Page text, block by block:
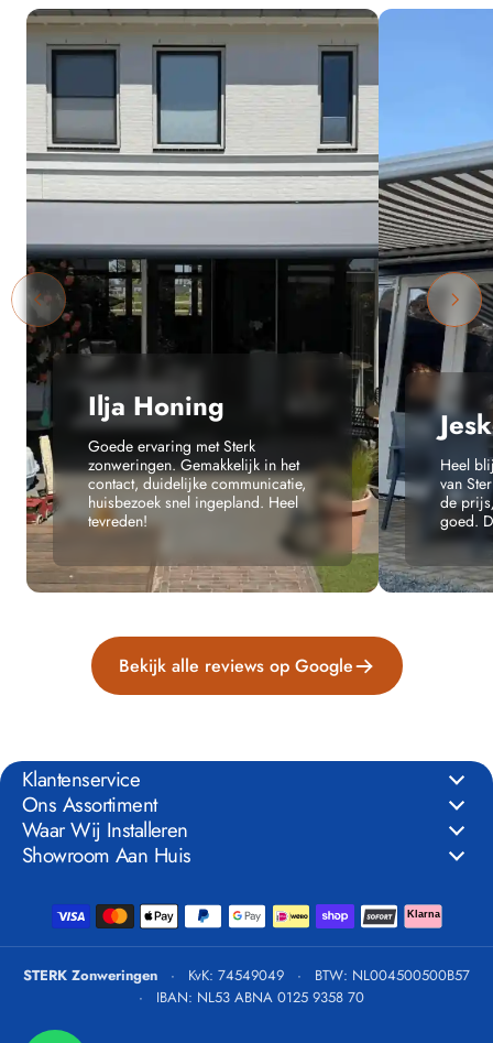
Ilja Honing
Goede ervaring met Sterk
zonweringen. Gemakkelijk in het
contact, duidelijke communicatie,
huisbezoek snel ingepland. Heel
tevreden!
Heel
van
de
goed.
Bekijk alle reviews op Google
Klantenservice
Ons Assortiment
Waar Wij Installeren
Showroom Aan Huis
Klarna
STERK Zonweringen · KvK: 74549049 ·
BTW: NL004500500B57
·
IBAN: NL53 ABNA 0125 9358 70